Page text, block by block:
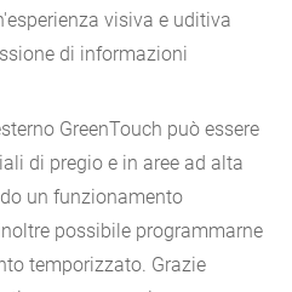
visiva e uditiva
di informazioni
GreenTouch può essere
di pregio e in aree ad alta
un funzionamento
possibile programmarne
temporizzato. Grazie